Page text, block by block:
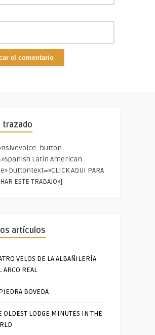
trazado
Latin American
buttontext=»CLICK AQUI PARA
ESTE TRABAJO»]
artículos
VELOS DE LA ALBAÑILERÍA
ARCO REAL
BOVEDA
OLDEST LODGE MINUTES IN THE